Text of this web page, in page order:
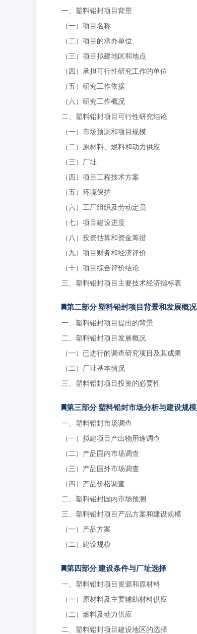
一、塑料铅封项目背景
（一）项目名称
（二）项目的承办单位
（三）项目拟建地区和地点
（四）承担可行性研究工作的单位
（五）研究工作依据
（六）研究工作概况
二、塑料铅封项目可行性研究结论
（一）市场预测和项目规模
（二）原材料、燃料和动力供应
（三）厂址
（四）项目工程技术方案
（五）环境保护
（六）工厂组织及劳动定员
（七）项目建设进度
（八）投资估算和资金筹措
（九）项目财务和经济评价
（十）项目综合评价结论
三、塑料铅封项目主要技术经济指标表
第二部分 塑料铅封项目背景和发展概况
一、塑料铅封项目提出的背景
二、塑料铅封项目发展概况
（一）已进行的调查研究项目及其成果
（二）厂址基本情况
三、塑料铅封项目投资的必要性
第三部分 塑料铅封市场分析与建设规模
一、塑料铅封市场调查
（一）拟建项目产出物用途调查
（二）产品国内市场调查
（三）产品国外市场调查
（四）产品价格调查
二、塑料铅封国内市场预测
三、塑料铅封项目产品方案和建设规模
（一）产品方案
（二）建设规模
第四部分 建设条件与厂址选择
一、塑料铅封项目资源和原材料
（一）原材料及主要辅助材料供应
（二）燃料及动力供应
二、塑料铅封项目建设地区的选择